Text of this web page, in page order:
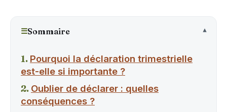
☰Sommaire
Pourquoi la déclaration trimestrielle
est-elle si importante ?
Oublier de déclarer : quelles
conséquences ?